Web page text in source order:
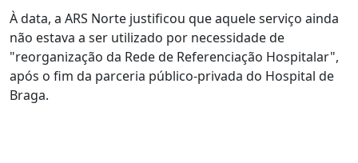
À data, a ARS Norte justificou que aquele serviço ainda
não estava a ser utilizado por necessidade de
"reorganização da Rede de Referenciação Hospitalar",
após o fim da parceria público-privada do Hospital de
Braga.